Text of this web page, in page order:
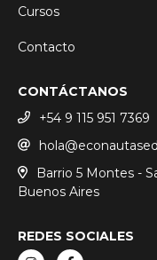
Cursos
Contacto
CONTÁCTANOS
+54 9 115 951 7369
Barrio 5 Montes -
Buenos Aires
REDES SOCIALES